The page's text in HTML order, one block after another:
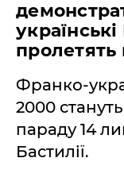
Франко-
2000
параду 14
Бастилії.